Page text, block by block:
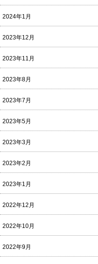
2024年1月
2023年12月
2023年11月
2023年8月
2023年7月
2023年5月
2023年3月
2023年2月
2023年1月
2022年12月
2022年10月
2022年9月